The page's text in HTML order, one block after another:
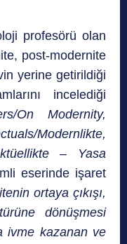
profesörü olan
post-modernite
yerine getirildiği
incelediği
On Modernity,
Modernlikte,
– Yasa
eserinde işaret
ortaya çıkışı,
dönüşmesi
ivme kazanan ve